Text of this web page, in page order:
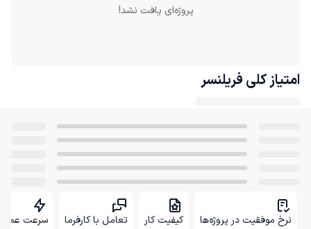
پروژه‌ای یافت نشد!
امتیاز کلی فریلنسر
نرخ موفقیت در پروژه‌ها کیفیت کار تعامل با کارفرما سرعت عمل